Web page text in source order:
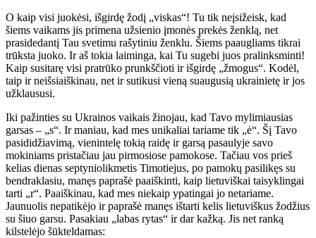
O kaip visi juokėsi, išgirdę žodį „viskas“! Tu tik neįsižeisk, kad
šiems vaikams jis primena užsienio įmonės prekės ženklą, net
prasidedantį Tau svetimu rašytiniu ženklu. Šiems paaugliams tikrai
trūksta juoko. Ir aš tokia laiminga, kai Tu sugebi juos pralinksminti!
Kaip susitarę visi pratrūko prunkščioti ir išgirdę „žmogus“. Kodėl,
taip ir neišsiaiškinau, net ir sutikusi vieną suaugusią ukrainietę ir jos
užklaususi.
Iki pažinties su Ukrainos vaikais žinojau, kad Tavo mylimiausias
garsas – „s“. Ir maniau, kad mes unikaliai tariame tik „ė“. Šį Tavo
pasididžiavimą, vienintelę tokią raidę ir garsą pasaulyje savo
mokiniams pristačiau jau pirmosiose pamokose. Tačiau vos prieš
kelias dienas septyniolikmetis Timotiejus, po pamokų pasilikęs su
bendraklasiu, manęs paprašė paaiškinti, kaip lietuviškai taisyklingai
tarti „r“. Paaiškinau, kad mes niekaip ypatingai jo netariame.
Jaunuolis nepatikėjo ir paprašė manęs ištarti kelis lietuviškus žodžius
su šiuo garsu. Pasakiau „labas rytas“ ir dar kažką. Jis net ranką
kilstelėjo šūkteldamas: